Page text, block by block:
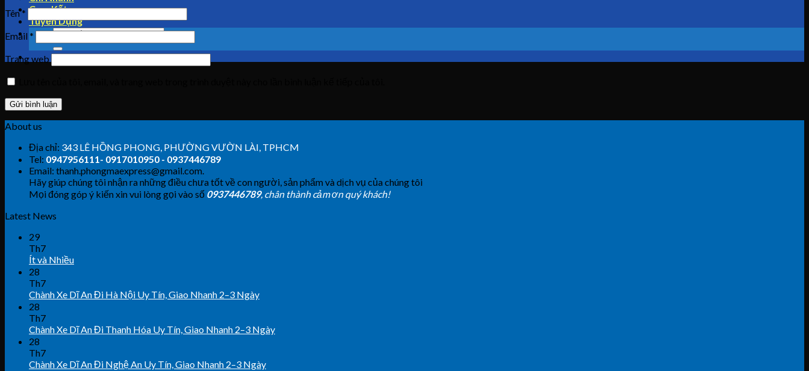
Cam Kết
Tuyển Dụng
Tên*
Email*
Trang web
About us
Địa chỉ: 343 LÊ HỒNG PHONG, PHƯỜNG VƯỜN LÀI, TPHCM
Tel: 0947956111- 0917010950 - 0937446789
Email: thanh.phongmaexpress@gmail.com.
Hãy giúp chúng tôi nhận ra những điều chưa tốt về con người, sản phẩm và dịch vụ của chúng tôi
Mọi đóng góp ý kiến xin vui lòng gọi vào số 0937446789, chân thành cảm ơn quý khách!
Latest News
29
Th7
Ít và Nhiều
28
Th7
Chành Xe Dĩ An Đi Hà Nội Uy Tín, Giao Nhanh 2–3 Ngày
28
Th7
Chành Xe Dĩ An Đi Thanh Hóa Uy Tín, Giao Nhanh 2–3 Ngày
28
Th7
Chành Xe Dĩ An Đi Nghệ An Uy Tín, Giao Nhanh 2–3 Ngày